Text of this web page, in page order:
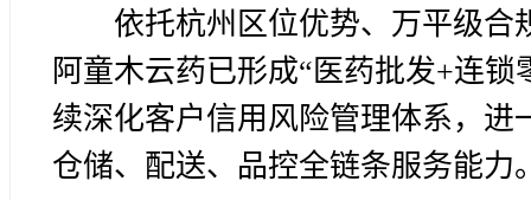
依托杭州区位优势、万平级合
阿童木云药已形成“医药批发+连
续深化客户信用风险管理体系，
仓储、配送、品控全链条服务能力